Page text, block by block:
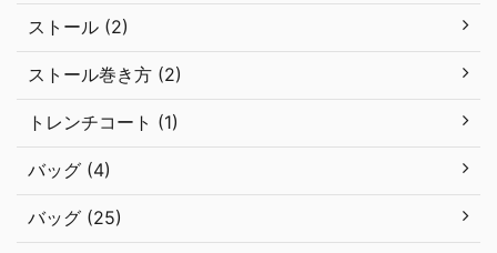
ストール (2)
ストール巻き方 (2)
トレンチコート (1)
バッグ (4)
バッグ (25)